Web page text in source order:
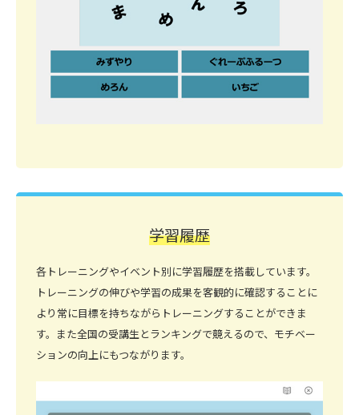
学習履歴
各トレーニングやイベント別に学習履歴を搭載しています。
トレーニングの伸びや学習の成果を客観的に確認することに
より常に目標を持ちながらトレーニングすることができま
す。また全国の受講生とランキングで競えるので、モチベー
ションの向上にもつながります。